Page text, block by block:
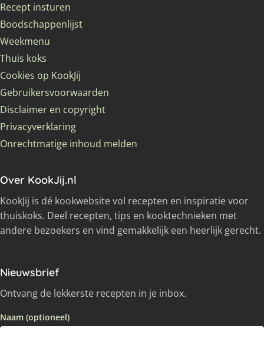
Recept insturen
Boodschappenlijst
Weekmenu
Thuis koks
Cookies op KookJij
Gebruikersvoorwaarden
Disclaimer en copyright
Privacyverklaring
Onrechtmatige inhoud melden
Over KookJij.nl
KookJij is dé kookwebsite vol recepten en inspiratie voor
thuiskoks. Deel recepten, tips en kooktechnieken met
andere bezoekers en vind gemakkelijk een heerlijk gerecht.
Nieuwsbrief
Ontvang de lekkerste recepten in je inbox.
Naam (optioneel)